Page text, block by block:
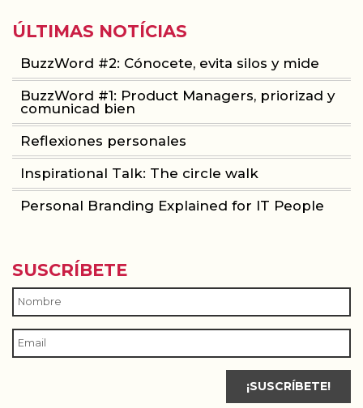
ÚLTIMAS NOTÍCIAS
BuzzWord #2: Cónocete, evita silos y mide
BuzzWord #1: Product Managers, priorizad y
comunicad bien
Reflexiones personales
Inspirational Talk: The circle walk
Personal Branding Explained for IT People
SUSCRÍBETE